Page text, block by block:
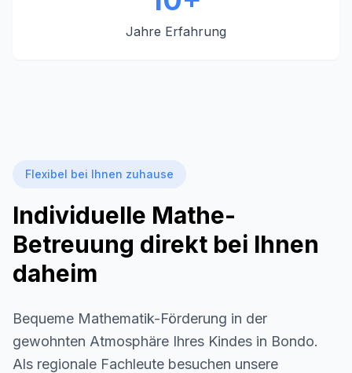
Jahre Erfahrung
Flexibel bei Ihnen zuhause
Individuelle Mathe-
Betreuung direkt bei Ihnen
daheim
Bequeme Mathematik-Förderung in der
gewohnten Atmosphäre Ihres Kindes in Bondo.
Als regionale Fachleute besuchen unsere